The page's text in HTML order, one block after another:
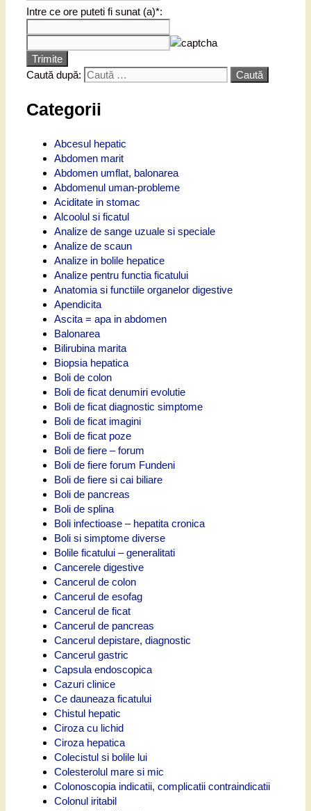
Intre ce ore puteti fi sunat (a)*:
Trimite
Caută după:
Categorii
Abcesul hepatic
Abdomen marit
Abdomen umflat, balonarea
Abdomenul uman-probleme
Aciditate in stomac
Alcoolul si ficatul
Analize de sange uzuale si speciale
Analize de scaun
Analize in bolile hepatice
Analize pentru functia ficatului
Anatomia si functiile organelor digestive
Apendicita
Ascita = apa in abdomen
Balonarea
Bilirubina marita
Biopsia hepatica
Boli de colon
Boli de ficat denumiri evolutie
Boli de ficat diagnostic simptome
Boli de ficat imagini
Boli de ficat poze
Boli de fiere – forum
Boli de fiere forum Fundeni
Boli de fiere si cai biliare
Boli de pancreas
Boli de splina
Boli infectioase – hepatita cronica
Boli si simptome diverse
Bolile ficatului – generalitati
Cancerele digestive
Cancerul de colon
Cancerul de esofag
Cancerul de ficat
Cancerul de pancreas
Cancerul depistare, diagnostic
Cancerul gastric
Capsula endoscopica
Cazuri clinice
Ce dauneaza ficatului
Chistul hepatic
Ciroza cu lichid
Ciroza hepatica
Colecistul si bolile lui
Colesterolul mare si mic
Colonoscopia indicatii, complicatii contraindicatii
Colonul iritabil